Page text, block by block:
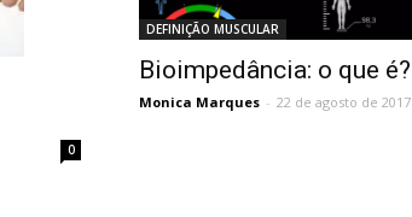
0
DEFINIÇÃO MUSCULAR
Bioimpedância: o que é?
Monica Marques - 22 de agosto de 2017